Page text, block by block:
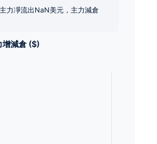
主力凈流出NaN美元，主力減倉
增減倉 ($)